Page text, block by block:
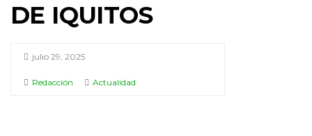
DE IQUITOS
julio 29, 2025
Redacción Actualidad